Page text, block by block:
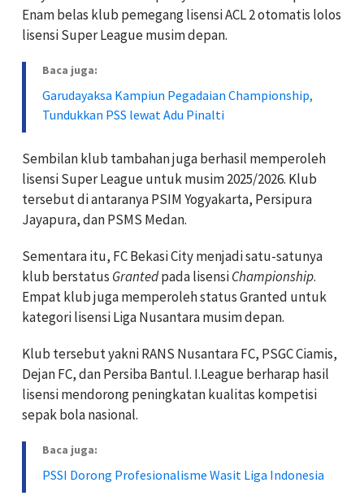
Enam belas klub pemegang lisensi ACL 2 otomatis lolos
lisensi Super League musim depan.
Baca juga:
Garudayaksa Kampiun Pegadaian Championship,
Tundukkan PSS lewat Adu Pinalti
Sembilan klub tambahan juga berhasil memperoleh
lisensi Super League untuk musim 2025/2026. Klub
tersebut di antaranya PSIM Yogyakarta, Persipura
Jayapura, dan PSMS Medan.
Sementara itu, FC Bekasi City menjadi satu-satunya
klub berstatus Grantedpada lisensiChampionship.
Empat klub juga memperoleh status Granted untuk
kategori lisensi Liga Nusantara musim depan.
Klub tersebut yakni RANS Nusantara FC, PSGC Ciamis,
Dejan FC, dan Persiba Bantul. I.League berharap hasil
lisensi mendorong peningkatan kualitas kompetisi
sepak bola nasional.
Baca juga:
PSSI Dorong Profesionalisme Wasit Liga Indonesia